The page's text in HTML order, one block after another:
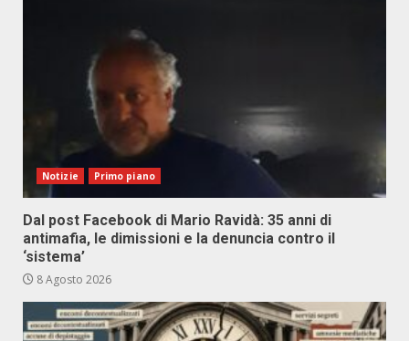
Notizie Primo piano
Dal post Facebook di Mario Ravidà: 35 anni di
antimafia, le dimissioni e la denuncia contro il
‘sistema’
8 Agosto 2026